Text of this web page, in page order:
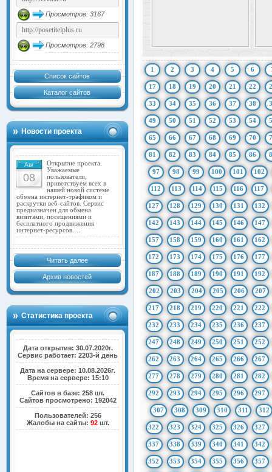
Просмотров: 3167
Просмотров: 2798
Список сайтов
Каталог сайтов
Новости проекта
Авг
08
Открытие проекта.
Уважаемые
пользователи,
приветствуем всех в
нашей новой системе
обмена интернет-трафиком и
раскрутки веб-сайтов. Сервис
предназначен для обмена
визитами, посещениями и
бесплатного продвижения
интернет-ресурсов.…
Читать далее
Архив новостей
Статистика проекта
Дата открытия: 30.07.2020г.
Сервис работает: 2203-й день
Дата на сервере: 10.08.2026г.
Время на сервере: 15:10
Сайтов в базе: 258 шт.
Сайтов просмотрено: 192042
Пользователей: 256
Жалобы на сайты: 92шт.
1 2 3 4 5 6
17 18 19 20 21 22
33 34 35 36 37 38
49 50 51 52 53 54
65 66 67 68 69 70
81 82 83 84 85 86
97 98 99 100 101 102
112 113 114 115 116 117
127 128 129 130 131 132
142 143 144 145 146 147
157 158 159 160 161 162
172 173 174 175 176 177
187 188 189 190 191 192
202 203 204 205 206 207
217 218 219 220 221 222
232 233 234 235 236 237
247 248 249 250 251 252
262 263 264 265 266 267
277 278 279 280 281 282
292 293 294 295 296 297
307 308 309 310 311 312
322 323 324 325 326 327
337 338 339 340 341 342
352 353 354 355 356 357